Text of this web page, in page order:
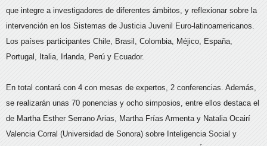
que integre a investigadores de diferentes ámbitos, y reflexionar sobre la
intervención en los Sistemas de Justicia Juvenil Euro-latinoamericanos.
Los países participantes Chile, Brasil, Colombia, Méjico, España,
Portugal, Italia, Irlanda, Perú y Ecuador.
En total contará con 4 con mesas de expertos, 2 conferencias. Además,
se realizarán unas 70 ponencias y ocho simposios, entre ellos destaca el
de Martha Esther Serrano Arias, Martha Frías Armenta y Natalia Ocairí
Valencia Corral (Universidad de Sonora) sobre Inteligencia Social y